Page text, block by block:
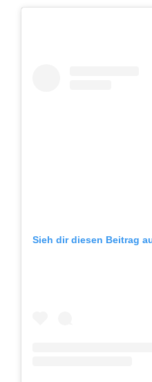
Sieh dir diesen Beitrag